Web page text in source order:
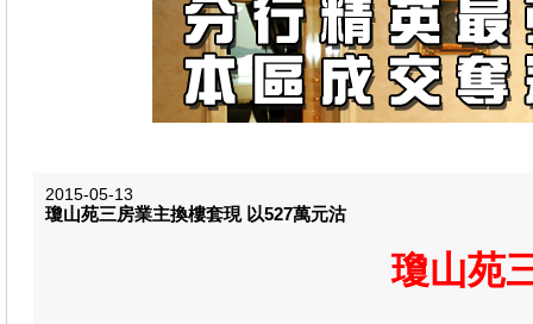
2015-05-13
瓊山苑三房業主換樓套現 以527萬元沽
瓊山苑